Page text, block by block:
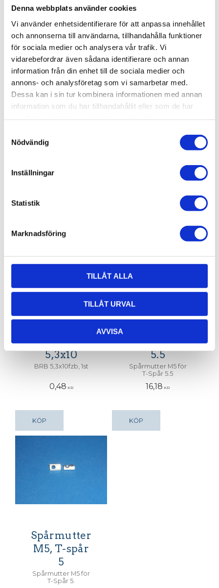
Denna webbplats använder cookies
Vi använder enhetsidentifierare för att anpassa innehållet
och annonserna till användarna, tillhandahålla funktioner
för sociala medier och analysera vår trafik. Vi
vidarebefordrar även sådana identifierare och annan
information från din enhet till de sociala medier och
annons- och analysföretag som vi samarbetar med.
Dessa kan i sin tur kombinera informationen med annan
information som du har tillhandahållit eller som de har
Nödvändig
Inställningar
Statistik
Marknadsföring
TILLÅT ALLA
TILLÅT URVAL
AVVISA
Täcklock
för
18x18x18
18x18x18. M5. T-spår
Skruv M5,
MLC6S
MLC6S 5x10. 1st.
M5, BRB
5,3x10
BRB 5,3x10fzb, 1st
0,48 KR
KÖP
M5, T-spår
5.5
Spårmutter M5 för
T-Spår 5.5
16,18 KR
KÖP
Spårmutter
M5, T-spår
5
Spårmutter M5 för
T-Spår 5.